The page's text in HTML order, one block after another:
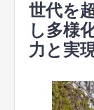
世代を
し多様
力と実